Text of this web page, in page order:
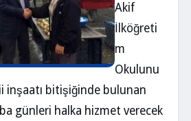
Akif
İlköğreti
m
Okulunu
inşaatı bitişiğinde bulunan
günleri halka hizmet verecek